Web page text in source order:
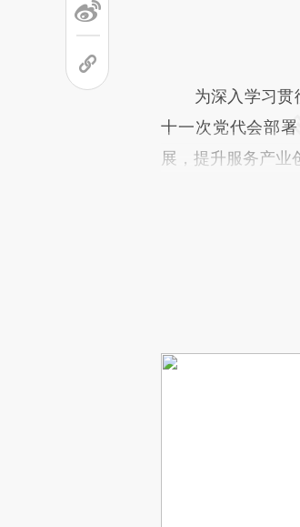
为深入学习贯彻
十一次党代会部
展，提升服务产业